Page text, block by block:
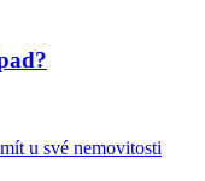
u své nemovitosti